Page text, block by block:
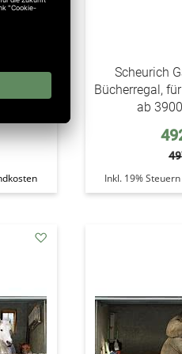
Scheurich
Bücherregal,
ab
Inkl. 19% Steuern